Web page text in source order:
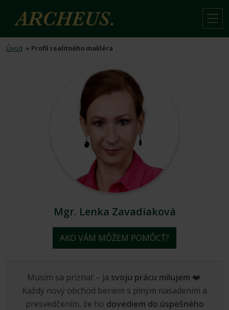
Úvod » Profil realitného makléra
Mgr. Lenka Zavadiaková
AKO VÁM MÔŽEM POMÔCŤ?
Musím sa priznať – ja svoju prácu milujem ❤️.
Každý nový obchod beriem s plným nasadením a
presvedčením, že ho dovediem do úspešného